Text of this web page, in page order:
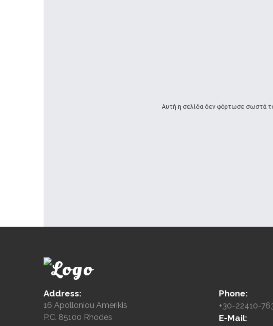
Αυτή η σελίδα δεν φόρτωσε σωστά
Address:
16 Apolloniou Amerikis
P.C. 85100 Rhodes
Phone:
+30-22410-
E-Mail: